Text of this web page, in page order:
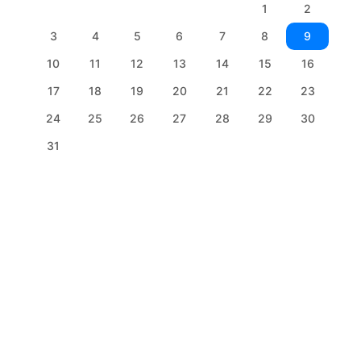
1
2
3
4 5 6 7 8
9
10
11 12 13 14 15
16
17
18 19 20 21 22
23
24
25 26 27 28 29
30
31